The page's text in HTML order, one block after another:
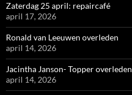
Zaterdag 25 april: repaircafé
april 17, 2026
Ronald van Leeuwen overleden
april 14, 2026
Jacintha Janson- Topper overleden
april 14, 2026